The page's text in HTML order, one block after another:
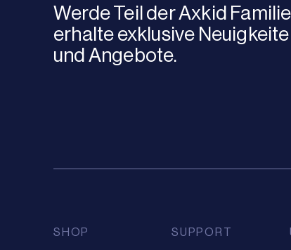
Werde Teil der Axkid
erhalte exklusive
und Angebote.
SHOP SUPPORT